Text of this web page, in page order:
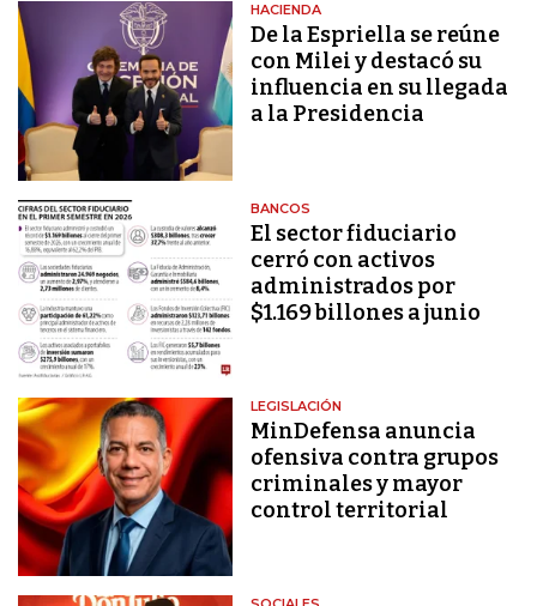
HACIENDA
De la Espriella se reúne
con Milei y destacó su
influencia en su llegada
a la Presidencia
BANCOS
El sector fiduciario
cerró con activos
administrados por
$1.169 billones a junio
LEGISLACIÓN
MinDefensa anuncia
ofensiva contra grupos
criminales y mayor
control territorial